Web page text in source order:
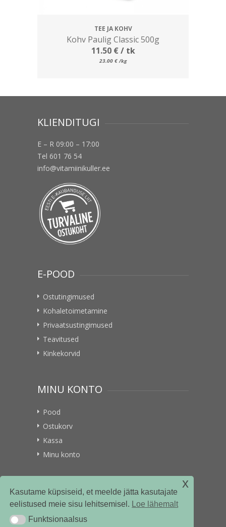
Kasutame küpsiseid, et meelde jätta kasutajate
eelistused meie sisu lehitsemisel. Loe lähemalt
Funktsionaalsus
Funktsionaalsus
x
TEE JA KOHV
Kohv Paulig Classic 500g
11.50 €/ tk
23.00 € /kg
KLIENDITUGI
E – R 09:00 – 17:00
Tel 601 76 54
info@vitamiinikuller.ee
E-POOD
Ostutingimused
Kohaletoimetamine
Privaatsustingimused
Teavitused
Kinkekorvid
MINU KONTO
Pood
Ostukorv
Kassa
Minu konto
VITAMIINIKULLER.EE